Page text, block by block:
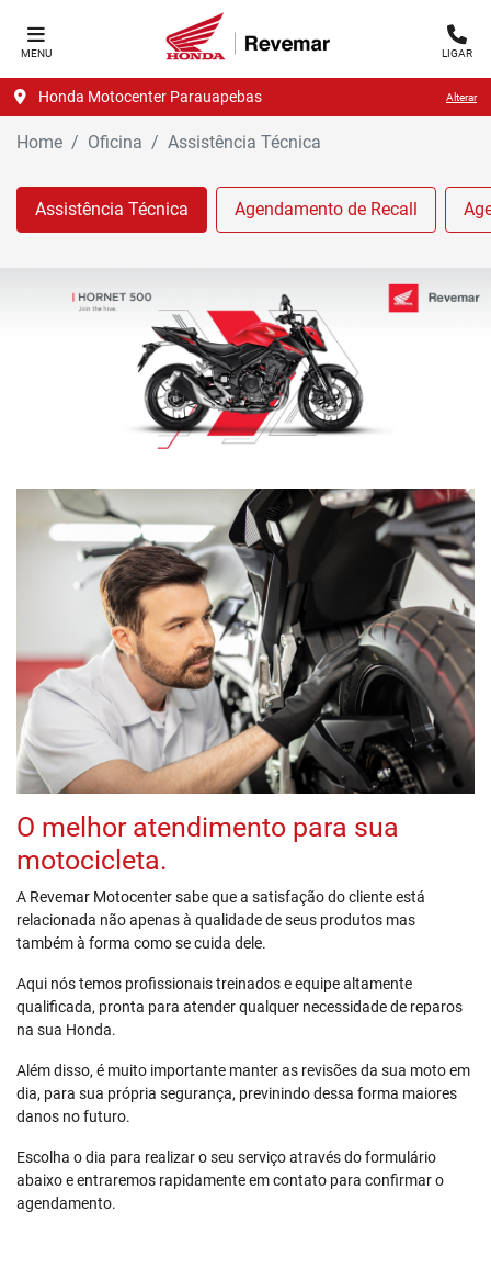
MENU LIGAR
Honda Motocenter Parauapebas Alterar
Home Oficina Assistência Técnica
Assistência Técnica Agendamento de Recall
O melhor atendimento para sua
motocicleta.
A Revemar Motocenter sabe que a satisfação do cliente está
relacionada não apenas à qualidade de seus produtos mas
também à forma como se cuida dele.
Aqui nós temos profissionais treinados e equipe altamente
qualificada, pronta para atender qualquer necessidade de reparos
na sua Honda.
Além disso, é muito importante manter as revisões da sua moto em
dia, para sua própria segurança, previnindo dessa forma maiores
danos no futuro.
Escolha o dia para realizar o seu serviço através do formulário
abaixo e entraremos rapidamente em contato para confirmar o
agendamento.